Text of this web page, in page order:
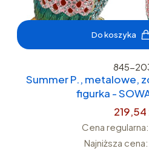
Do koszyka
845-
Summer P., metalowe,
figurka -
219,54
Cena regularna:
Najniższa cena: